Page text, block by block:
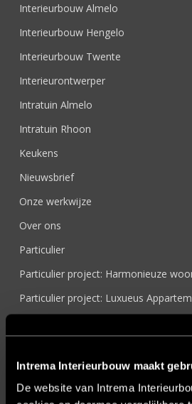
Intrema Interieurbouw maakt
De website van Intrema
Interieurbouw Almelo
Interieurbouw Hengelo
Interieurbouw Twente
Interieurontwerper
Intratuin Almelo
Intratuin Rhoon
Keukens
Nieuwsbrief
Onze werkwijze
Over ons
Particulier
Particulier project: Harmonieuze
Particulier project: Luxueus
Particulier project: Stijlvolle Woonvilla
Particulier project: Woonvilla met